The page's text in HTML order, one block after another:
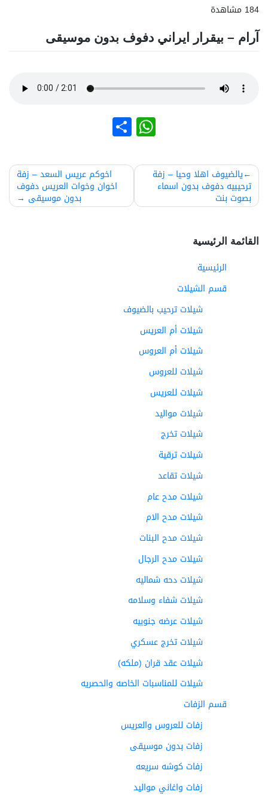
184 مشاهدة
آرام – بیقرار ايراني دفوف بدون موسيقى
WhatsApp
نشر
تصفّح
المقالات
يالضيوف اهلا وحيا – زفة
ترحيبيه دفوف بدون اسماء
بصوت بنت
اخوكم عريس السعد – زفة
اخوان وخوات العريس دفوف
بدون موسيقى
القائمة الرئيسية
الرئيسية
قسم الشيلات
شيلات ترحيب بالضيوف
شيلات أم العريس
شيلات أم العروس
شيلات للعروس
شيلات للعريس
شيلات مواليد
شيلات تخرج
شيلات ترقية
شيلات تقاعد
شيلات مدح عام
شيلات مدح الام
شيلات مدح البنات
شيلات مدح الرجال
شيلات دحه شماليه
شيلات شفاء وسلامه
شيلات عرضه جنوبيه
شيلات تخرج عسكري
شيلات عقد قران (ملكه)
شيلات للمناسبات الخاصه والحصريه
قسم الزفات
زفات للعروس والعريس
زفات بدون موسيقى
زفات كوشه سريعه
زفات واغاني مواليد